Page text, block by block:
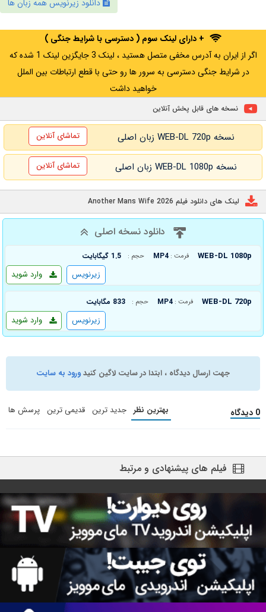
دانلود زیرنویس همه زبان ها
+ دارای لینک سوم ( دسترسی با شرایط جنگی )
اگر از ایران به آدرس مخفی متصل هستید ، لینک 3 جایگزین لینک 1 شده که
در شرایط جنگی دسترسی به سرور ها رو حتی با قطع ارتباطات بین الملل
خواهید داشت
نسخه های قابل پخش آنلاین
نسخه WEB-DL 720p زبان اصلی تماشای آنلاین
نسخه WEB-DL 1080p زبان اصلی تماشای آنلاین
لینک های دانلود فیلم Another Mans Wife 2026
دانلود نسخه اصلی
WEB-DL 1080p فرمت : MP4 حجم : 1.5 گیگابایت
وارد شوید زیرنویس
WEB-DL 720p فرمت : MP4 حجم : 833 مگابایت
وارد شوید زیرنویس
جهت ارسال دیدگاه ، ابتدا در سایت لاگین کنیدورود به سایت
0 دیدگاه بهترین نظر جدید ترین قدیمی ترین پرسش ها
فیلم های پیشنهادی و مرتبط